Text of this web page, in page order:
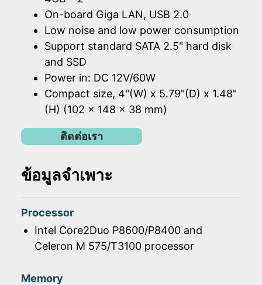
On-board Giga LAN, USB 2.0
Low noise and low power consumption
Support standard SATA 2.5" hard disk
and SSD
Power in: DC 12V/60W
Compact size, 4"(W) x 5.79"(D) x 1.48"
(H) (102 x 148 x 38 mm)
ติดต่อเรา
ข้อมูลจำเพาะ
Processor
Intel Core2Duo P8600/P8400 and
Celeron M 575/T3100 processor
Memory